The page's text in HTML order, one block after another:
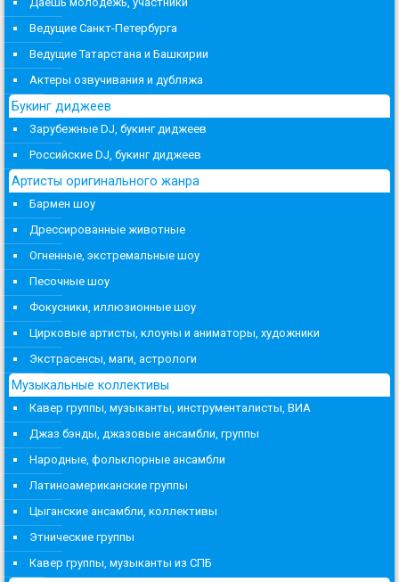
Ведущие Санкт-Петербурга
Ведущие Татарстана и Башкирии
Актеры озвучивания и дубляжа
Букинг диджеев
Зарубежные DJ, букинг диджеев
Российские DJ, букинг диджеев
Артисты оригинального жанра
Бармен шоу
Дрессированные животные
Огненные, экстремальные шоу
Песочные шоу
Фокусники, иллюзионные шоу
Цирковые артисты, клоуны и аниматоры, художники
Экстрасенсы, маги, астрологи
Музыкальные коллективы
Кавер группы, музыканты, инструменталисты, ВИА
Джаз бэнды, джазовые ансамбли, группы
Народные, фольклорные ансамбли
Латиноамериканские группы
Цыганские ансамбли, коллективы
Этнические группы
Кавер группы, музыканты из СПБ